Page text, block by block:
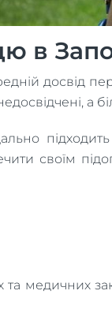
в
досвід
а
підходить
своїм
медичних